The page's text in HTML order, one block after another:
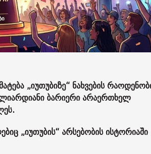
„იუთუბიზე“ ნახვების
ბარიერი არაერთხელ
„იუთუბის“ არსებობის ისტორიაში